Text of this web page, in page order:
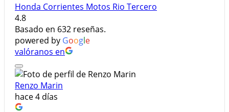
Honda Corrientes Motos Rio Tercero
4.8
Basado en 632 reseñas.
powered by Google
valóranos en
Renzo Marin
hace 4 días